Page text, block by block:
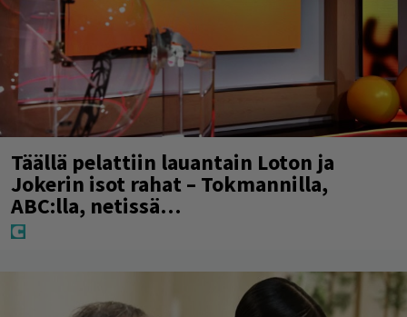
Täällä pelattiin lauantain Loton ja
Jokerin isot rahat – Tokmannilla,
ABC:lla, netissä…